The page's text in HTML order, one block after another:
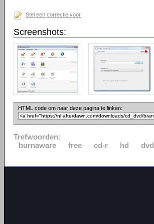
Stel een correctie voor
Screenshots:
HTML code om naar deze pagina te linken:
Trefwoorden:
burnaware
free cd-r hd dvd